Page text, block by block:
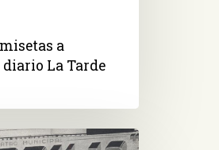
a
La Tarde